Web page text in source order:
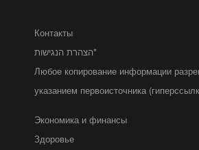
Контакты
הצהרת הנגישות*
Любое копирование информации
указанием первоисточника
Экономика и финансы
Здоровье